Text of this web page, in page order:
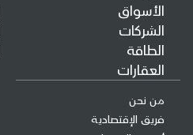
الأسواق
الشركات
الطاقة
العقارات
من نحن
فريق الإقتصادية